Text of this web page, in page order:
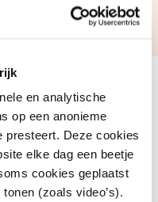
en analytische
op een anonieme
presteert. Deze cookies
elke dag een beetje
cookies geplaatst
(zoals video’s).